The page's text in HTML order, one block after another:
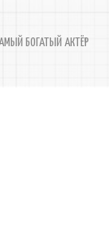
БОГАТЫЙ АКТЁР